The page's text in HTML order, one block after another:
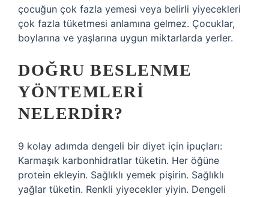
çocuğun çok fazla yemesi veya belirli yiyecekleri
çok fazla tüketmesi anlamına gelmez. Çocuklar,
boylarına ve yaşlarına uygun miktarlarda yerler.
DOĞRU BESLENME
YÖNTEMLERI
NELERDIR?
9 kolay adımda dengeli bir diyet için ipuçları:
Karmaşık karbonhidratlar tüketin. Her öğüne
protein ekleyin. Sağlıklı yemek pişirin. Sağlıklı
yağlar tüketin. Renkli yiyecekler yiyin. Dengeli